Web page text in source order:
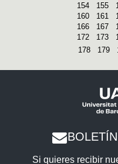
154
155
160
161
166
167
172
173
178
179
Si quieres recibir